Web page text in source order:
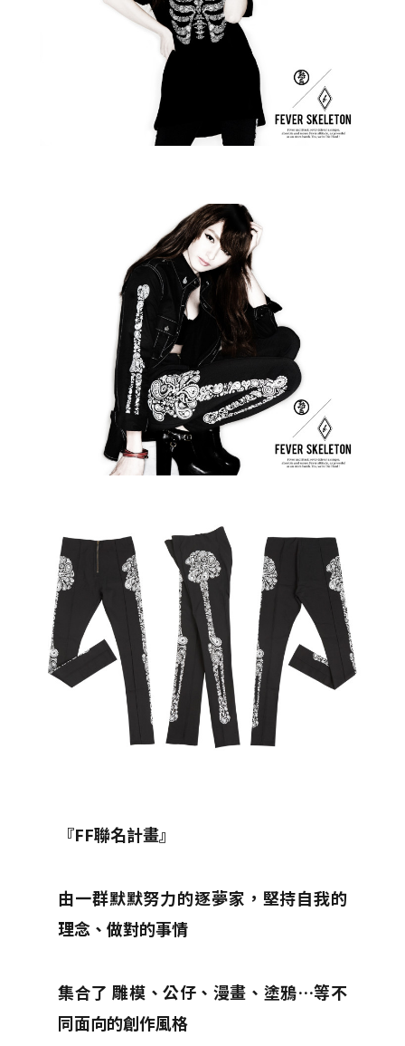
『FF聯名計畫』
由一群默默努力的逐夢家，堅持自我的
理念、做對的事情
集合了 雕模、公仔、漫畫、塗鴉…等不
同面向的創作風格